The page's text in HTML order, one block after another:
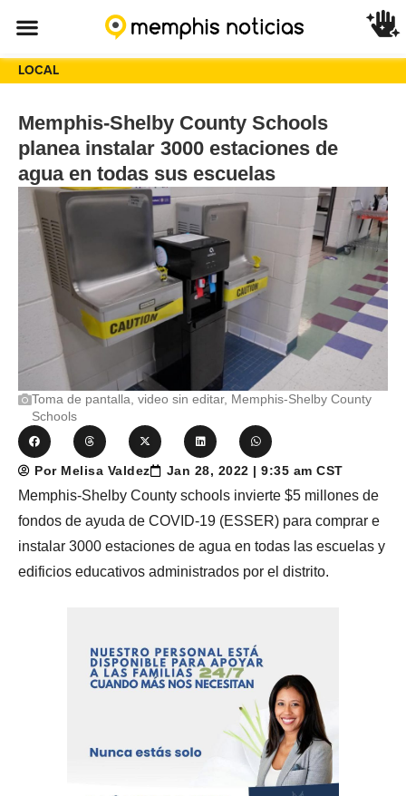
LOCAL
Memphis-Shelby County Schools
planea instalar 3000 estaciones de
agua en todas sus escuelas
Toma de pantalla, video sin editar, Memphis-Shelby County
Schools
Por Melisa Valdez Jan 28, 2022 | 9:35 am CST
Memphis-Shelby County schools invierte $5 millones de
fondos de ayuda de COVID-19 (ESSER) para comprar e
instalar 3000 estaciones de agua en todas las escuelas y
edificios educativos administrados por el distrito.